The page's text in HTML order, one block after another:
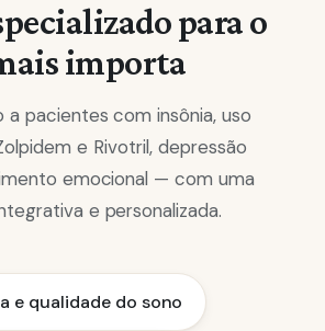
para o
importa
a pacientes com insônia, uso
e Rivotril, depressão
emocional — com uma
e personalizada.
e qualidade do sono